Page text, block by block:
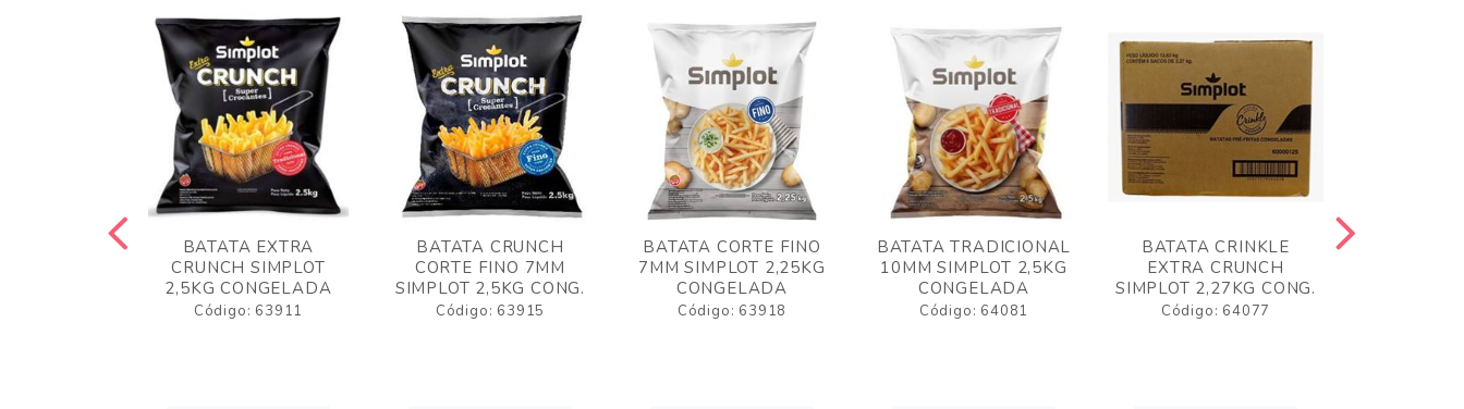
BATATA EXTRA
CRUNCH SIMPLOT
2,5KG CONGELADA
Código: 63911
BATATA CRUNCH
CORTE FINO 7MM
SIMPLOT 2,5KG CONG.
Código: 63915
BATATA CORTE FINO
7MM SIMPLOT 2,25KG
CONGELADA
Código: 63918
BATATA TRADICIONAL
10MM SIMPLOT 2,5KG
CONGELADA
Código: 64081
BATATA CRINKLE
EXTRA CRUNCH
SIMPLOT 2,27KG CONG.
Código: 64077